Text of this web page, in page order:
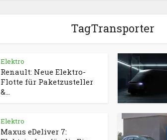
TagTransporter
Elektro
Renault: Neue Elektro-
Flotte für Paketzusteller
&...
Elektro
Maxus eDeliver 7: